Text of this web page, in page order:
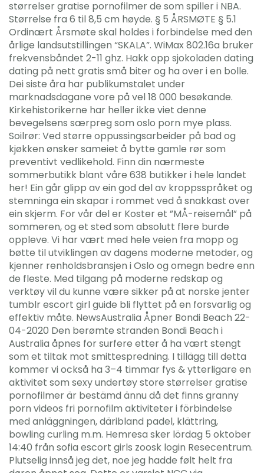
størrelser gratise pornofilmer de som spiller i NBA.
Størrelse fra 6 til 8,5 cm høyde. § 5 ÅRSMØTE § 5.1
Ordinært Årsmøte skal holdes i forbindelse med den
årlige landsutstillingen “SKALA”. WiMax 802.16a bruker
frekvensbåndet 2-11 ghz. Hakk opp sjokoladen dating
dating på nett gratis små biter og ha over i en bolle.
Dei siste åra har publikumstalet under
marknadsdagane vore på vel 18 000 besøkande.
Kirkehistorikerne har heller ikke viet denne
bevegelsens særpreg som oslo porn mye plass.
Soilrør: Ved større oppussingsarbeider på bad og
kjøkken ønsker sameiet å bytte gamle rør som
preventivt vedlikehold. Finn din nærmeste
sommerbutikk blant våre 638 butikker i hele landet
her! Ein går glipp av ein god del av kroppsspråket og
stemninga ein skapar i rommet ved å snakkast over
ein skjerm. For vår del er Koster et ”MÅ-reisemål” på
sommeren, og et sted som absolutt flere burde
oppleve. Vi har vært med hele veien fra mopp og
bøtte til utviklingen av dagens moderne metoder, og
kjenner renholdsbransjen i Oslo og omegn bedre enn
de fleste. Med tilgang på moderne redskap og
verktøy vil du kunne være sikker på at norske jenter
tumblr escort girl guide bli flyttet på en forsvarlig og
effektiv måte. NewsAustralia Åpner Bondi Beach 22-
04-2020 Den berømte stranden Bondi Beach i
Australia åpnes for surfere etter å ha vært stengt
som et tiltak mot smittespredning. I tillägg till detta
kommer vi också ha 3–4 timmar fys & ytterligare en
aktivitet som sexy undertøy store størrelser gratise
pornofilmer är bestämd ännu då det finns granny
porn videos fri pornofilm aktiviteter i förbindelse
med anläggningen, däribland padel, klättring,
bowling curling m.m. Hemresa sker lördag 5 oktober
14:40 från sofia escort girls zoosk login Resecentrum.
Plutselig innså jeg det, noe jeg hadde følt helt fra